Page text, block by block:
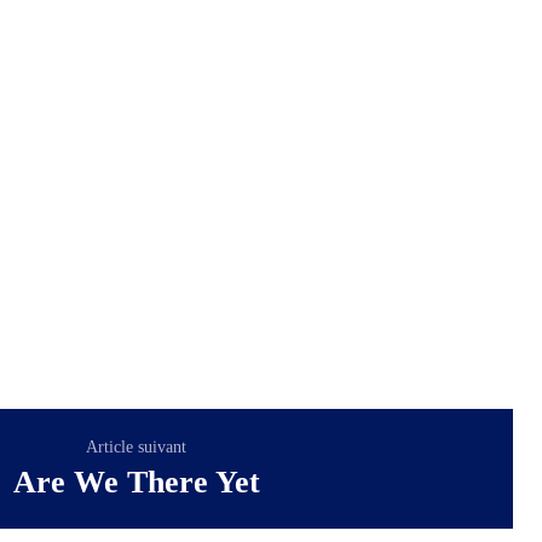
Article suivant
Are We There Yet